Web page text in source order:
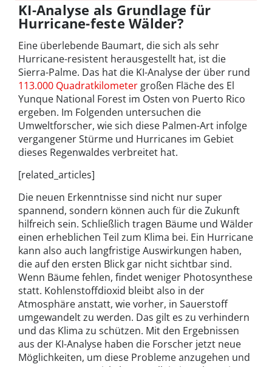
KI-Analyse als Grundlage für
Hurricane-feste Wälder?
Eine überlebende Baumart, die sich als sehr
Hurricane-resistent herausgestellt hat, ist die
Sierra-Palme. Das hat die KI-Analyse der über rund
113.000 Quadratkilometer großen Fläche des El
Yunque National Forest im Osten von Puerto Rico
ergeben. Im Folgenden untersuchen die
Umweltforscher, wie sich diese Palmen-Art infolge
vergangener Stürme und Hurricanes im Gebiet
dieses Regenwaldes verbreitet hat.
[related_articles]
Die neuen Erkenntnisse sind nicht nur super
spannend, sondern können auch für die Zukunft
hilfreich sein. Schließlich tragen Bäume und Wälder
einen erheblichen Teil zum Klima bei. Ein Hurricane
kann also auch langfristige Auswirkungen haben,
die auf den ersten Blick gar nicht sichtbar sind.
Wenn Bäume fehlen, findet weniger Photosynthese
statt. Kohlenstoffdioxid bleibt also in der
Atmosphäre anstatt, wie vorher, in Sauerstoff
umgewandelt zu werden. Das gilt es zu verhindern
und das Klima zu schützen. Mit den Ergebnissen
aus der KI-Analyse haben die Forscher jetzt neue
Möglichkeiten, um diese Probleme anzugehen und